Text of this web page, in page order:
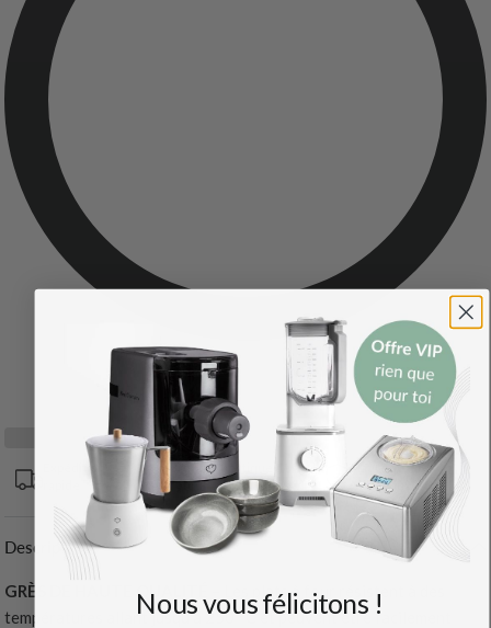
Expédition
30 jours Politique de
retour
Haute qualité
Matériaux
Description
GRÈS DE HAUTE QUALITÉ
– Les plats à four résistent à des
températures allant jusqu'à 250 °C et peuvent être facilement
Nous vous félicitons !